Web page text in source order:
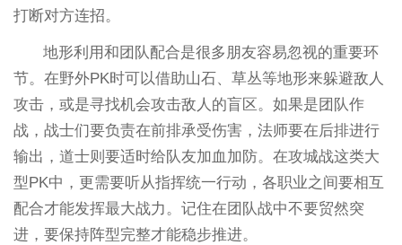
打断对方连招。
地形利用和团队配合是很多朋友容易忽视的重要环
节。在野外PK时可以借助山石、草丛等地形来躲避敌人
攻击，或是寻找机会攻击敌人的盲区。如果是团队作
战，战士们要负责在前排承受伤害，法师要在后排进行
输出，道士则要适时给队友加血加防。在攻城战这类大
型PK中，更需要听从指挥统一行动，各职业之间要相互
配合才能发挥最大战力。记住在团队战中不要贸然突
进，要保持阵型完整才能稳步推进。